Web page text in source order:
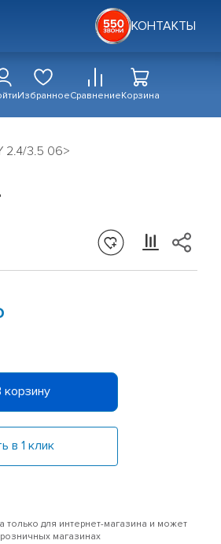
КОНТАКТЫ
ИзбранноеСравнениеКорзина
2.4/3.5 06>
корзину
в 1 клик
только для интернет-магазина и может
магазинах